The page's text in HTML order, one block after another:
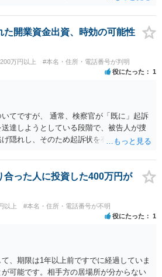
、当該養育費は実子の進学費用の趣旨も
、私立大学進学について貴殿が了解したわ
します。 こうした場合には、支払を拒ん
所によって強制される可能性は低いとい
、貴殿の事情を説明し支払えないと実子
います。
た開業資金出資、時効の可能性
万円以上 #本名・住所・電話番号が判明
役にたった 1
てですが、 通常、検察官が「既に」起訴
達しようとしている段階で、被告人が捜
隠れし、そのため起訴状を有効に送達で
するわけではありません。 その意味で
部分ではややハードルが高いように見受け
の住所等が特定できているのであれば、民
や貸金返還請求等により、裁判所を通じ
れますが、結局は相手方に資力があるか
。
合った人に投資した400万円が
以上 #本名・住所・電話番号が不明
役にたった 1
、期限は1年以上前ですでに経過していま
可能です。相手方の居場所が分からない